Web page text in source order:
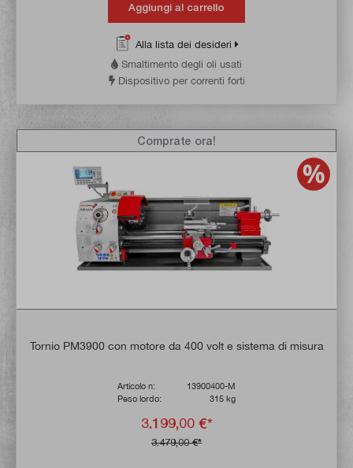
Aggiungi al carrello
Alla lista dei desideri
Smaltimento degli oli usati
Dispositivo per correnti forti
Tornio PM3900 con motore da 400 volt e sistema di misura
Articolo n:
13900400-M
Peso lordo:
315 kg
3.199,00 €*
3.479,00 €*
Comprate ora!